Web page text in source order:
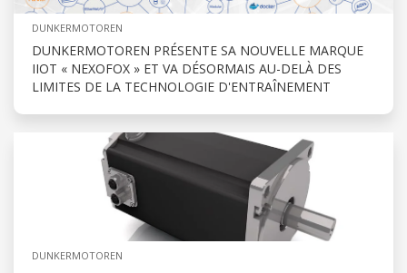
DUNKERMOTOREN
DUNKERMOTOREN PRÉSENTE SA NOUVELLE MARQUE
IIOT « NEXOFOX » ET VA DÉSORMAIS AU-DELÀ DES
LIMITES DE LA TECHNOLOGIE D'ENTRAÎNEMENT
DUNKERMOTOREN